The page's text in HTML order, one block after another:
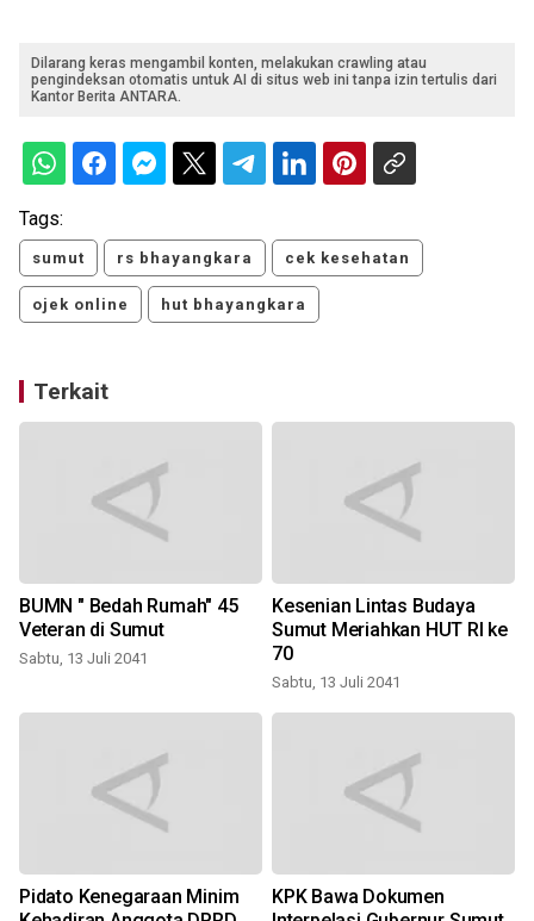
Dilarang keras mengambil konten, melakukan crawling atau
pengindeksan otomatis untuk AI di situs web ini tanpa izin tertulis dari
Kantor Berita ANTARA.
Tags:
sumut rs bhayangkara cek kesehatan
ojek online hut bhayangkara
Terkait
BUMN " Bedah Rumah" 45
Veteran di Sumut
Sabtu, 13 Juli 2041
Kesenian Lintas Budaya
Sumut Meriahkan HUT RI ke
70
Sabtu, 13 Juli 2041
Pidato Kenegaraan Minim
KPK Bawa Dokumen